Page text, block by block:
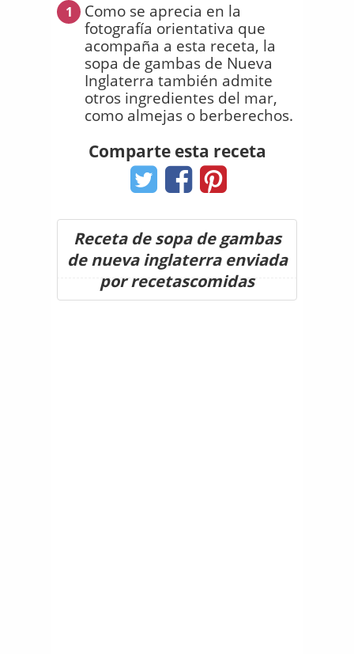
1
Como se aprecia en la
fotografía orientativa que
acompaña a esta receta, la
sopa de gambas de Nueva
Inglaterra también admite
otros ingredientes del mar,
como almejas o berberechos.
Comparte esta receta
Receta de sopa de gambas
de nueva inglaterra enviada
por recetascomidas